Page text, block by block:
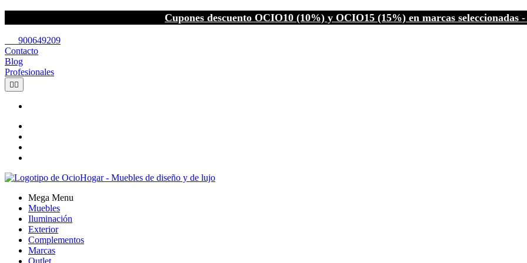
Cupones descuento OCIO10 (10%) y OCIO15 (15%) en marcas seleccionadas
900649209
Contacto
Blog
Profesionales
 
Mega Menu
Muebles
Iluminación
Exterior
Complementos
Marcas
Outlet